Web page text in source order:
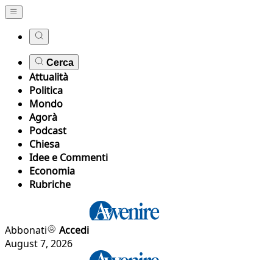
Cerca
Attualità
Politica
Mondo
Agorà
Podcast
Chiesa
Idee e Commenti
Economia
Rubriche
Abbonati
Accedi
August 7, 2026